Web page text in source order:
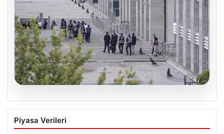
Etimesgut Belediyesi’nde Soruşturma
Derinleşiyor: Başkan Yardımcısı Mutlu
Piyasa Verileri